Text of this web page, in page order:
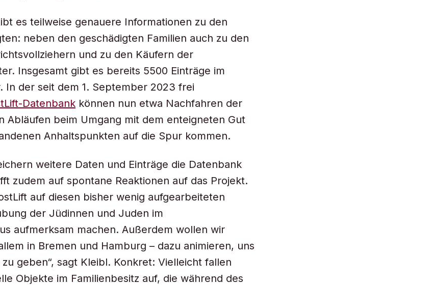
es teilweise genauere Informationen zu den
neben den geschädigten Familien auch zu den
und zu den Käufern der
Insgesamt gibt es bereits 5500 Einträge im
In der seit dem 1. September 2023 frei
Datenbank können nun etwa Nachfahren der
Abläufen beim Umgang mit dem enteigneten Gut
Anhaltspunkten auf die Spur kommen.
weitere Daten und Einträge die Datenbank
zudem auf spontane Reaktionen auf das Projekt.
auf diesen bisher wenig aufgearbeiteten
der Jüdinnen und Juden im
aufmerksam machen. Außerdem wollen wir
in Bremen und Hamburg – dazu animieren, uns
geben“, sagt Kleibl. Konkret: Vielleicht fallen
Objekte im Familienbesitz auf, die während des